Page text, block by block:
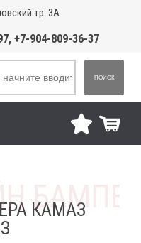
тр. 3А
+7-904-809-36-37
ПОИСК
КАМАЗ